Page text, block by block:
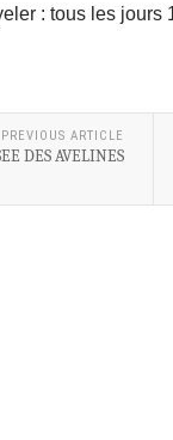
: tous les
PREVIOUS ARTICLE
DES AVELINES